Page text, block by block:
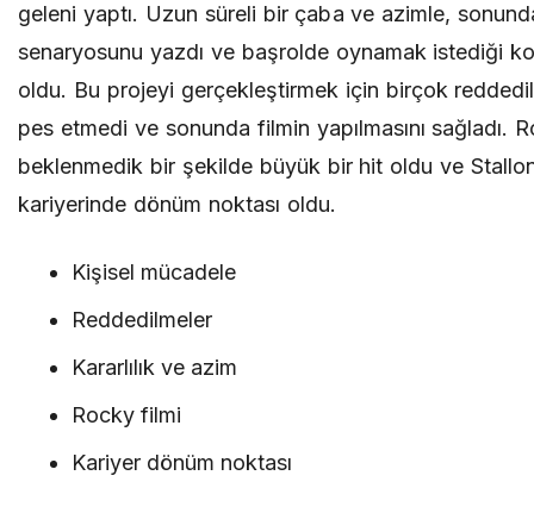
geleni yaptı. Uzun süreli bir çaba ve azimle,
senaryosunu yazdı ve başrolde oynamak istediği
oldu. Bu projeyi gerçekleştirmek için birçok
pes etmedi ve sonunda filmin yapılmasını sağladı.
beklenmedik bir şekilde büyük bir hit oldu ve
kariyerinde dönüm noktası oldu.
Kişisel mücadele
Reddedilmeler
Kararlılık ve azim
Rocky filmi
Kariyer dönüm noktası